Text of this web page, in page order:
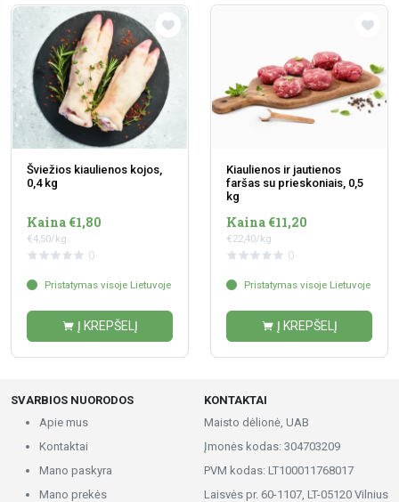
Šviežios kiaulienos kojos,
0,4 kg
Kaina €1,80
€4,50/kg
0
Pristatymas visoje Lietuvoje
Į KREPŠELĮ
Kiaulienos ir jautienos
faršas su prieskoniais, 0,5
kg
Kaina €11,20
€22,40/kg
0
Pristatymas visoje Lietuvoje
Į KREPŠELĮ
SVARBIOS NUORODOS
Apie mus
Kontaktai
Mano paskyra
Mano prekės
KONTAKTAI
Maisto dėlionė, UAB
Įmonės kodas: 304703209
PVM kodas: LT100011768017
Laisvės pr. 60-1107, LT-05120 Vilnius